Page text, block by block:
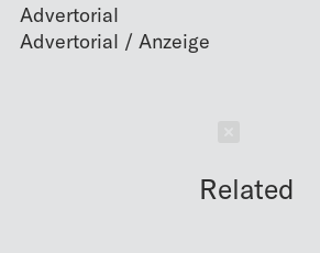
Advertorial
Related